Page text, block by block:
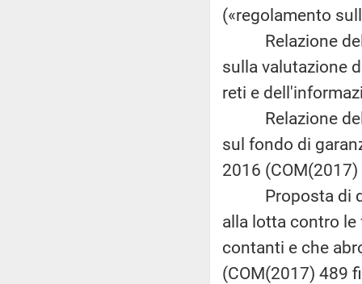
(«regolamento
Relazione della
sulla valutazione
reti e
Relazione della
sul fondo di
2016
Proposta di
alla lotta contro
contanti e che
(COM(2017) 489